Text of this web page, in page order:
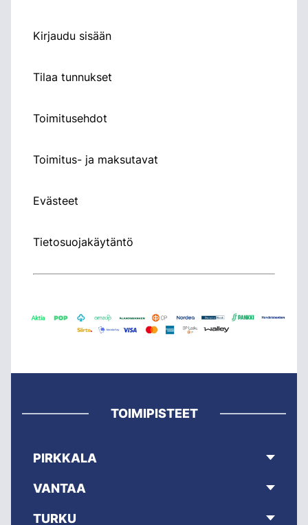
Kirjaudu sisään
Tilaa tunnukset
Toimitusehdot
Toimitus- ja maksutavat
Evästeet
Tietosuojakäytäntö
TOIMIPISTEET
PIRKKALA
VANTAA
TURKU